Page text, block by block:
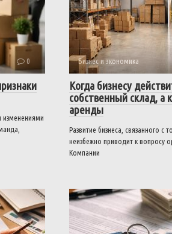
0
изменениями
Бизнес и экономика
Когда бизнесу
собственный склад, а
аренды
Развитие бизнеса, связанного с
неизбежно приводит к вопросу
Компании